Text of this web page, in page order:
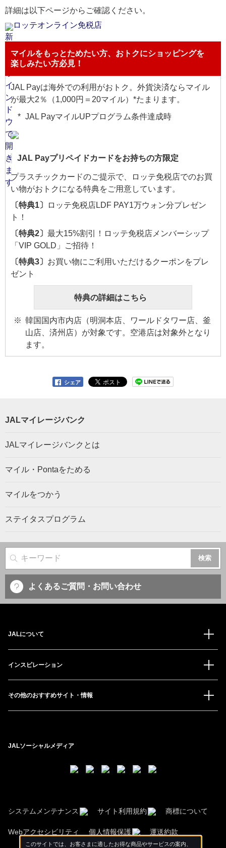
詳細は以下ページからご確認ください。
ロッテオンライン免税店
マイルをもっとためたい方、おトクにショッピングを
楽しみたい方必見！
JAL Payは海外での利用がおトク。外貨決済ならマイル
が最大2％（1,000円＝20マイル）*たまります。
JAL PayマイルUPプログラム条件達成時
JAL Payプリペイドカードをお持ちの方限定
プラスチックカードのご提示で、ロッテ免税店でのお買
い物がおトクになる特典をご用意しています。
〔特典1〕
ロッテ免税店LDF PAY1万ウォン分プレゼン
ト！
〔特典2〕 最大15%割引！ロッテ免税店メンバーシップ
「VIP GOLD」ご招待！
〔特典3〕 お買い物にご利用いただけるクーポンをプレ
ゼント
特典の詳細はこちら
韓国国内市内店（明洞本店、ワールドタワー店、釜
山店、済州店）が対象です。空港店は対象外となり
ます。
シェア
JALマイレージバンク
JALマイレージバンクとは
マイル・Pontaをためる
マイルをつかう
ステイタスプログラム
サイト内検索
よくあるご質問・お問い合わせ
JALについて
インスピレーション
その他のおすすめサイト・情報
JALソーシャルメディア
システムメンテナンス サイト利用規約 商標について
Webアクセシビリティ 個人情報保護 運送約款
このサイトでは、お客さまに適したお得な商品やサービスの案内、